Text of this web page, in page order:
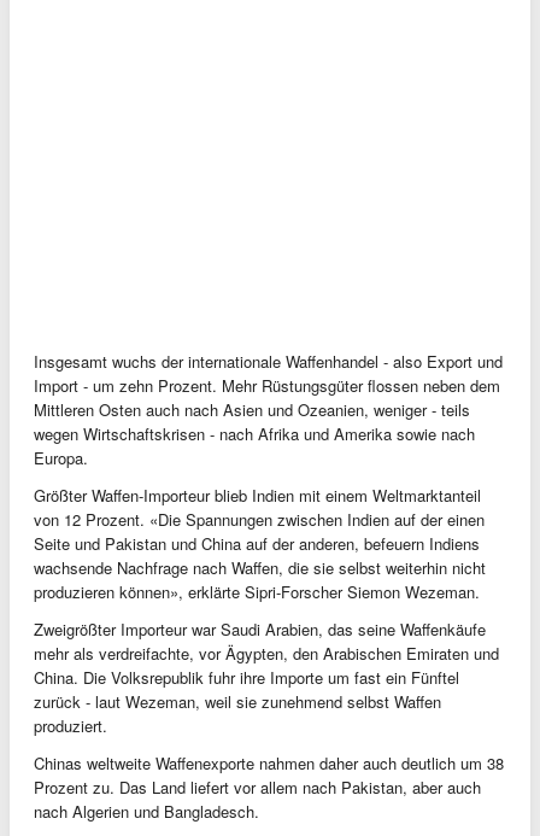
Insgesamt wuchs der internationale Waffenhandel - also Export und
Import - um zehn Prozent. Mehr Rüstungsgüter flossen neben dem
Mittleren Osten auch nach Asien und Ozeanien, weniger - teils
wegen Wirtschaftskrisen - nach Afrika und Amerika sowie nach
Europa.
Größter Waffen-Importeur blieb Indien mit einem Weltmarktanteil
von 12 Prozent. «Die Spannungen zwischen Indien auf der einen
Seite und Pakistan und China auf der anderen, befeuern Indiens
wachsende Nachfrage nach Waffen, die sie selbst weiterhin nicht
produzieren können», erklärte Sipri-Forscher Siemon Wezeman.
Zweigrößter Importeur war Saudi Arabien, das seine Waffenkäufe
mehr als verdreifachte, vor Ägypten, den Arabischen Emiraten und
China. Die Volksrepublik fuhr ihre Importe um fast ein Fünftel
zurück - laut Wezeman, weil sie zunehmend selbst Waffen
produziert.
Chinas weltweite Waffenexporte nahmen daher auch deutlich um 38
Prozent zu. Das Land liefert vor allem nach Pakistan, aber auch
nach Algerien und Bangladesch.